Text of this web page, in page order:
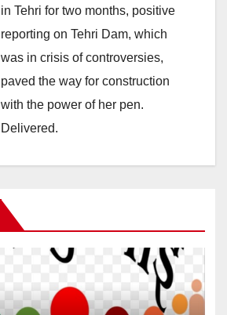
in Tehri for two months, positive
reporting on Tehri Dam, which
was in crisis of controversies,
paved the way for construction
with the power of her pen.
Delivered.